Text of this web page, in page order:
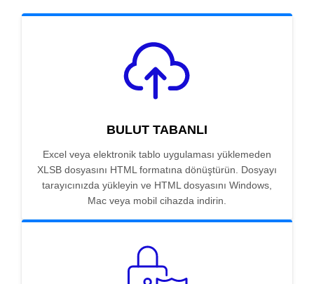
BULUT TABANLI
Excel veya elektronik tablo uygulaması yüklemeden
XLSB dosyasını HTML formatına dönüştürün. Dosyayı
tarayıcınızda yükleyin ve HTML dosyasını Windows,
Mac veya mobil cihazda indirin.